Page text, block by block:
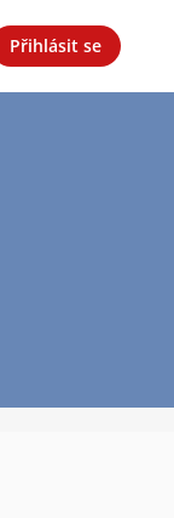
Přihlásit se